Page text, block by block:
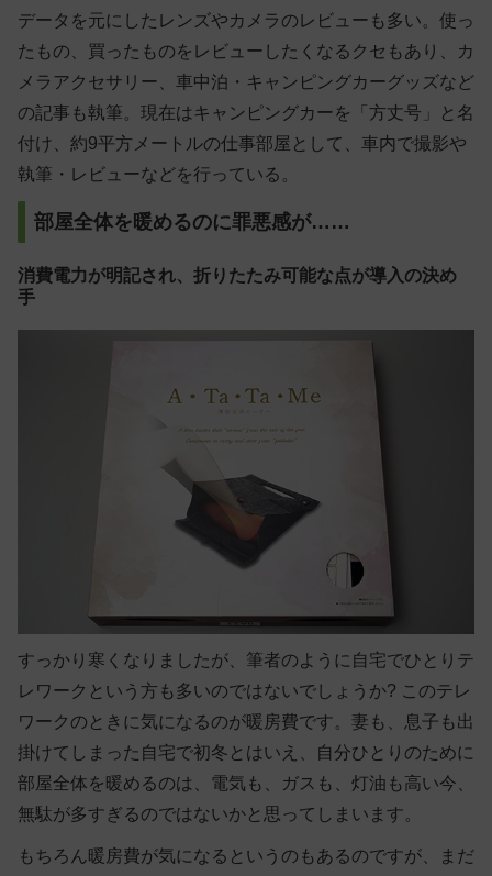
データを元にしたレンズやカメラのレビューも多い。使っ
たもの、買ったものをレビューしたくなるクセもあり、カ
メラアクセサリー、車中泊・キャンピングカーグッズなど
の記事も執筆。現在はキャンピングカーを「方丈号」と名
付け、約9平方メートルの仕事部屋として、車内で撮影や
執筆・レビューなどを行っている。
部屋全体を暖めるのに罪悪感が……
消費電力が明記され、折りたたみ可能な点が導入の決め
手
すっかり寒くなりましたが、筆者のように自宅でひとりテ
レワークという方も多いのではないでしょうか? このテレ
ワークのときに気になるのが暖房費です。妻も、息子も出
掛けてしまった自宅で初冬とはいえ、自分ひとりのために
部屋全体を暖めるのは、電気も、ガスも、灯油も高い今、
無駄が多すぎるのではないかと思ってしまいます。
もちろん暖房費が気になるというのもあるのですが、まだ